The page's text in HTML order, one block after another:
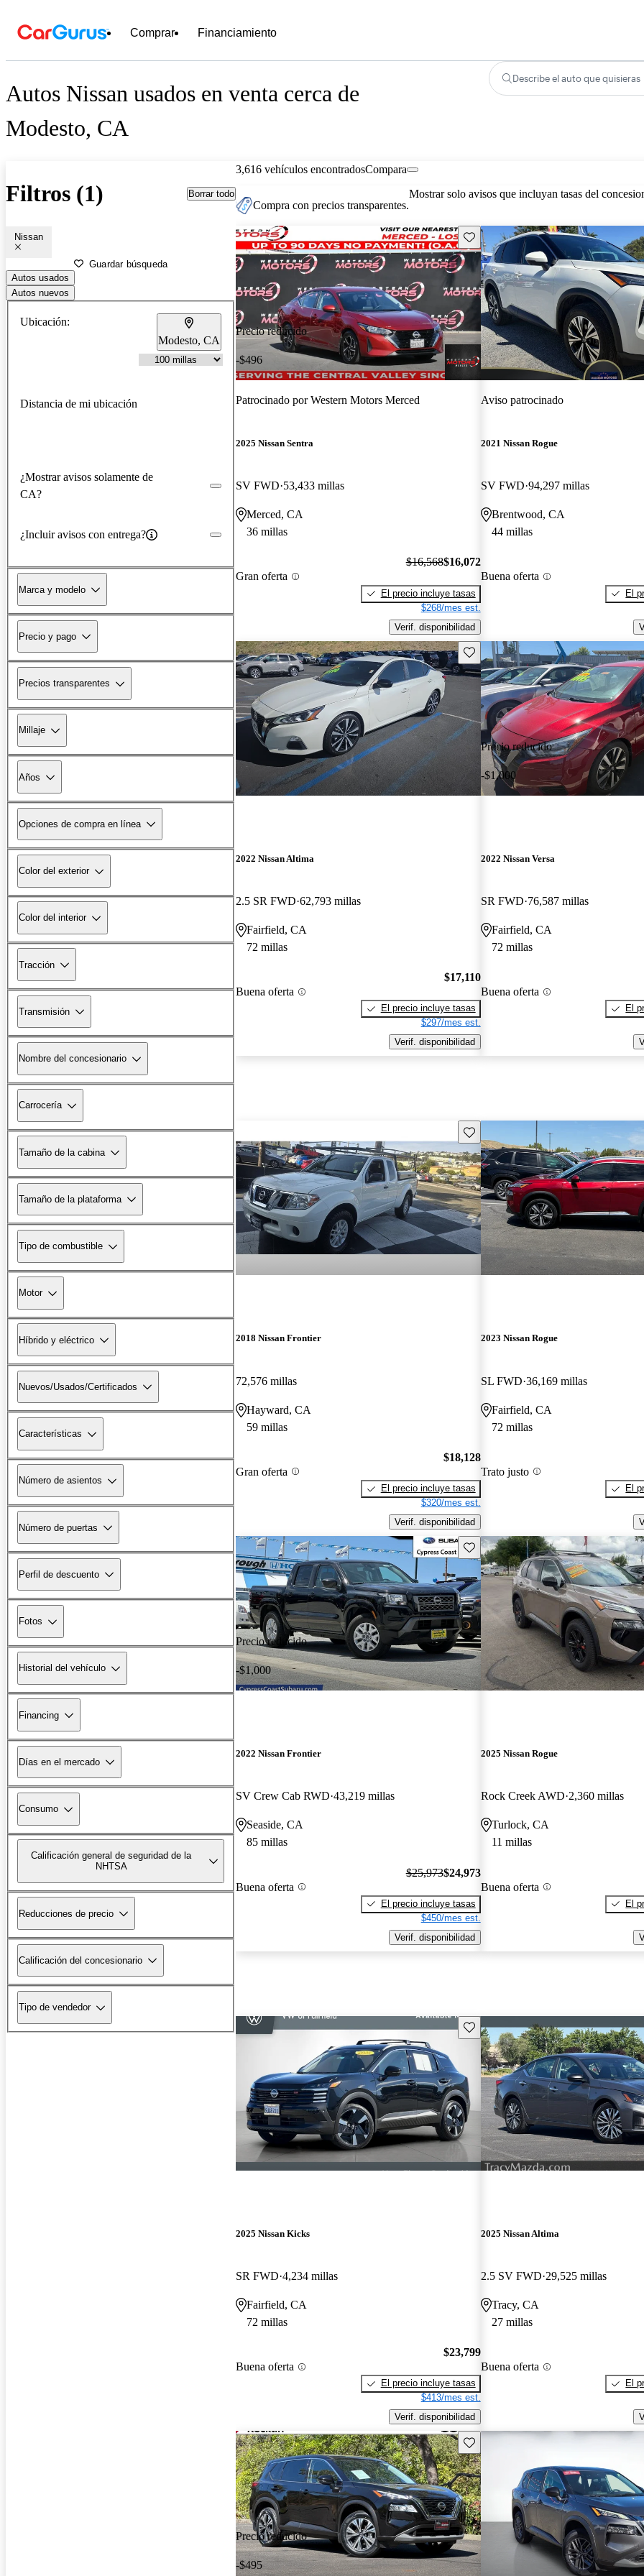
Comprar Financiamiento
Autos Nissan usados en venta cerca de
Modesto, CA
Describe el auto que quisieras
Filtros (1) Borrar todo
Nissan
Guardar búsqueda
Autos usados
Autos nuevos
Ubicación:
Modesto, CA
Distancia de mi ubicación
¿Mostrar avisos solamente de
CA?
¿Incluir avisos con entrega?
Marca y modelo
Precio y pago
Precios transparentes
Millaje
Años
Opciones de compra en línea
Color del exterior
Color del interior
Tracción
Transmisión
Nombre del concesionario
Carrocería
Tamaño de la cabina
Tamaño de la plataforma
Tipo de combustible
Motor
Híbrido y eléctrico
Nuevos/Usados/Certificados
Características
Número de asientos
Número de puertas
Perfil de descuento
Fotos
Historial del vehículo
Financing
Días en el mercado
Consumo
Calificación general de seguridad de la
NHTSA
Reducciones de precio
Calificación del concesionario
Tipo de vendedor
3,616 vehículos encontradosCompara
Compra con precios transparentes.
Mostrar solo avisos que incluyan tasas del
Precio reducido
-$496
Guarda este Aviso
Patrocinado porWestern Motors Merced
2025 Nissan Sentra
SV FWD 53,433 millas
Merced, CA
36 millas
Gran oferta
$16,568$16,072
El precio incluye tasas
$268/mes est.
Verif. disponibilidad
Aviso patrocinado
2021 Nissan Rogue
SV FWD 94,297 millas
Brentwood, CA
44 millas
Buena oferta
El
Guarda este Aviso
2022 Nissan Altima
2.5 SR FWD 62,793 millas
Fairfield, CA
72 millas
Buena oferta
$17,110
El precio incluye tasas
$297/mes est.
Verif. disponibilidad
Precio reducido
-$1,000
2022 Nissan Versa
SR FWD 76,587 millas
Fairfield, CA
72 millas
Buena oferta
El
Guarda este Aviso
2018 Nissan Frontier
72,576 millas
Hayward, CA
59 millas
Gran oferta
$18,128
El precio incluye tasas
$320/mes est.
Verif. disponibilidad
2023 Nissan Rogue
SL FWD 36,169 millas
Fairfield, CA
72 millas
Trato justo
El
Precio reducido
-$1,000
Guarda este Aviso
2022 Nissan Frontier
SV Crew Cab RWD 43,219 millas
Seaside, CA
85 millas
Buena oferta
$25,973$24,973
El precio incluye tasas
$450/mes est.
Verif. disponibilidad
2025 Nissan Rogue
Rock Creek AWD 2,360 millas
Turlock, CA
11 millas
Buena oferta
El
Guarda este Aviso
2025 Nissan Kicks
SR FWD 4,234 millas
Fairfield, CA
72 millas
Buena oferta
$23,799
El precio incluye tasas
$413/mes est.
Verif. disponibilidad
2025 Nissan Altima
2.5 SV FWD 29,525 millas
Tracy, CA
27 millas
Buena oferta
El
Precio reducido
-$495
Guarda este Aviso